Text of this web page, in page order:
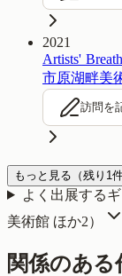
2021
Artists'
市原湖畔美
訪問を
もっと見る （残り 1
よく出展する
美術館 ほか2）
関係のある